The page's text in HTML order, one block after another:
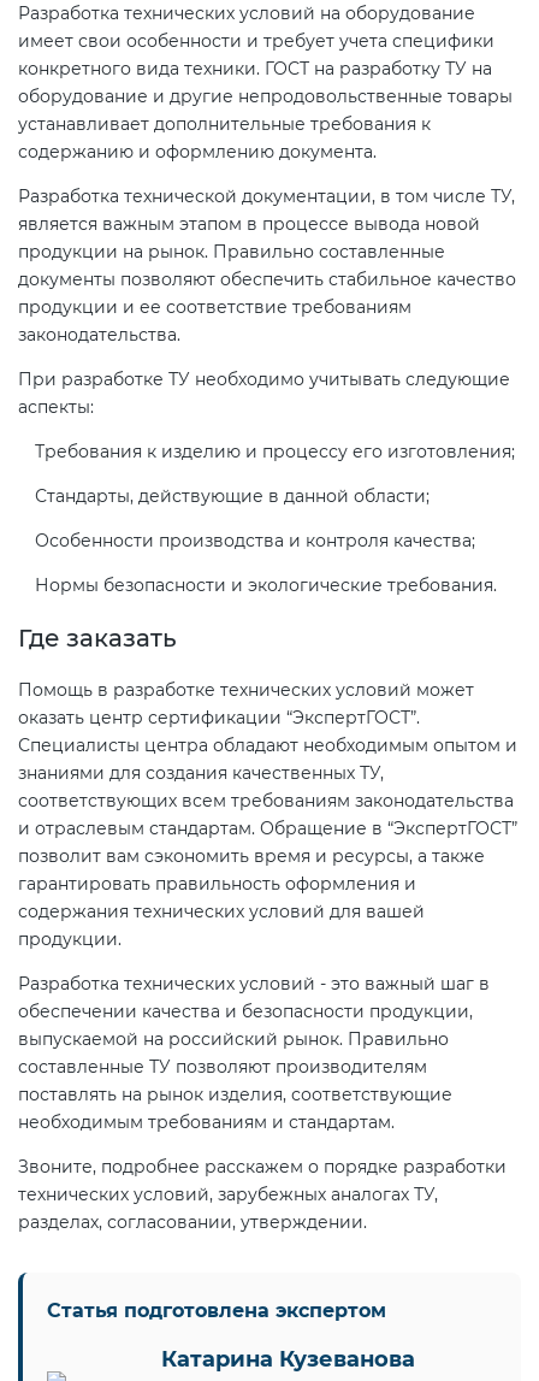
Разработка технических условий на оборудование
имеет свои особенности и требует учета специфики
конкретного вида техники. ГОСТ на разработку ТУ на
оборудование и другие непродовольственные товары
устанавливает дополнительные требования к
содержанию и оформлению документа.
Разработка технической документации, в том числе ТУ,
является важным этапом в процессе вывода новой
продукции на рынок. Правильно составленные
документы позволяют обеспечить стабильное качество
продукции и ее соответствие требованиям
законодательства.
При разработке ТУ необходимо учитывать следующие
аспекты:
Требования к изделию и процессу его изготовления;
Стандарты, действующие в данной области;
Особенности производства и контроля качества;
Нормы безопасности и экологические требования.
Где заказать
Помощь в разработке технических условий может
оказать центр сертификации “ЭкспертГОСТ”.
Специалисты центра обладают необходимым опытом и
знаниями для создания качественных ТУ,
соответствующих всем требованиям законодательства
и отраслевым стандартам. Обращение в “ЭкспертГОСТ”
позволит вам сэкономить время и ресурсы, а также
гарантировать правильность оформления и
содержания технических условий для вашей
продукции.
Разработка технических условий - это важный шаг в
обеспечении качества и безопасности продукции,
выпускаемой на российский рынок. Правильно
составленные ТУ позволяют производителям
поставлять на рынок изделия, соответствующие
необходимым требованиям и стандартам.
Звоните, подробнее расскажем о порядке разработки
технических условий, зарубежных аналогах ТУ,
разделах, согласовании, утверждении.
Статья подготовлена экспертом
Катарина Кузеванова